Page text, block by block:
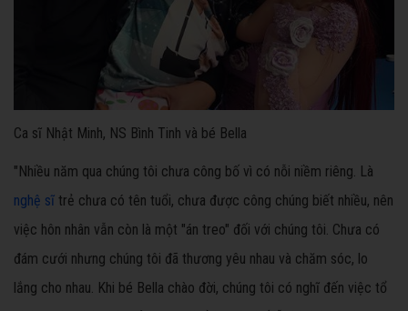
Ca sĩ Nhật Minh, NS Bình Tinh và bé Bella
"Nhiều năm qua chúng tôi chưa công bố vì có nỗi niềm riêng. Là
nghệ sĩ trẻ chưa có tên tuổi, chưa được công chúng biết nhiều, nên
việc hôn nhân vẫn còn là một "án treo" đối với chúng tôi. Chưa có
đám cưới nhưng chúng tôi đã thương yêu nhau và chăm sóc, lo
lắng cho nhau. Khi bé Bella chào đời, chúng tôi có nghĩ đến việc tổ